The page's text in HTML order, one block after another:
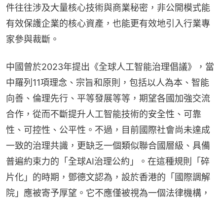
件往往涉及大量核心技術與商業秘密，非公開模式能
有效保護企業的核心資產，也能更有效地引入行業專
家參與裁斷。
中國曾於2023年提出《全球人工智能治理倡議》，當
中羅列11項理念、宗旨和原則，包括以人為本、智能
向善、倫理先行、平等發展等等，期望各國加強交流
合作，從而不斷提升人工智能技術的安全性、可靠
性、可控性、公平性。不過，目前國際社會尚未達成
一致的治理共識，更缺乏一個類似聯合國層級、具備
普遍約束力的「全球AI治理公約」。在這種規則「碎
片化」的時期，鄧德文認為，設於香港的「國際調解
院」應被寄予厚望。它不應僅被視為一個法律機構，